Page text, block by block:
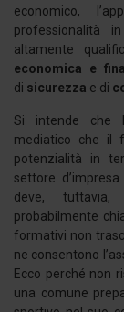
economico,
professionalità
altamente
economica e
di sicurezza e di
Si intende che
mediatico che il
potenzialità in
settore
deve, tuttavia,
probabilmente
formativi non
ne consentono
Ecco perché non
una comune